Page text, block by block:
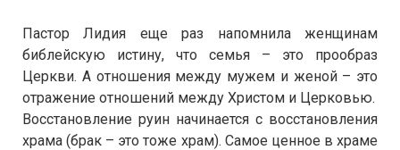
Пастор Лидия еще раз напомнила женщинам
библейскую истину, что семья – это прообраз
Церкви. А отношения между мужем и женой – это
отражение отношений между Христом и Церковью.
Восстановление руин начинается с восстановления
храма (брак – это тоже храм). Самое ценное в храме